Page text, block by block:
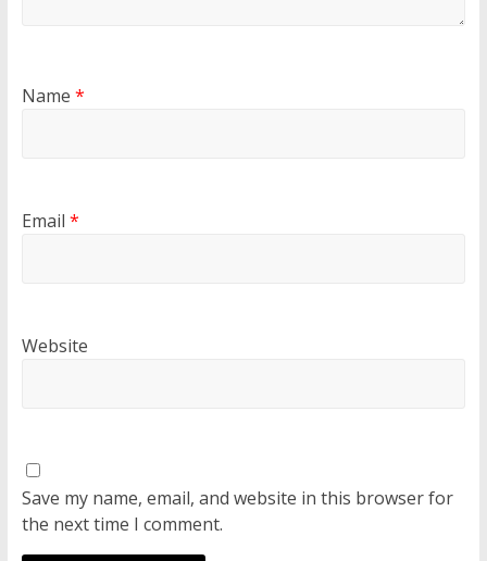
Name *
Email *
Website
Save my name, email, and website in this browser for
the next time I comment.